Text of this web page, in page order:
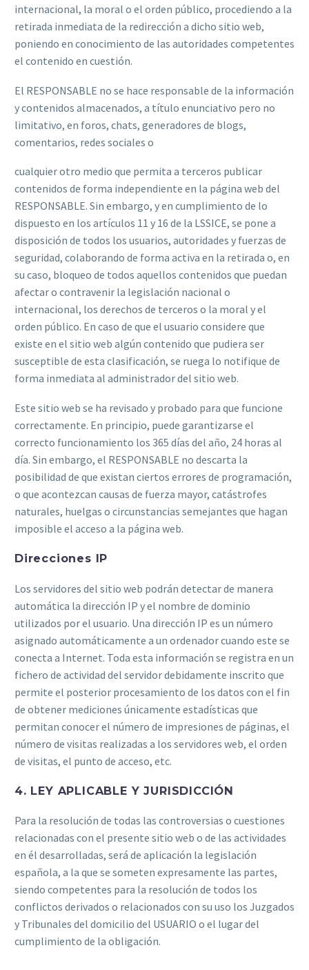
internacional, la moral o el orden público, procediendo a la
retirada inmediata de la redirección a dicho sitio web,
poniendo en conocimiento de las autoridades competentes
el contenido en cuestión.
El RESPONSABLE no se hace responsable de la información
y contenidos almacenados, a título enunciativo pero no
limitativo, en foros, chats, generadores de blogs,
comentarios, redes sociales o
cualquier otro medio que permita a terceros publicar
contenidos de forma independiente en la página web del
RESPONSABLE. Sin embargo, y en cumplimiento de lo
dispuesto en los artículos 11 y 16 de la LSSICE, se pone a
disposición de todos los usuarios, autoridades y fuerzas de
seguridad, colaborando de forma activa en la retirada o, en
su caso, bloqueo de todos aquellos contenidos que puedan
afectar o contravenir la legislación nacional o
internacional, los derechos de terceros o la moral y el
orden público. En caso de que el usuario considere que
existe en el sitio web algún contenido que pudiera ser
susceptible de esta clasificación, se ruega lo notifique de
forma inmediata al administrador del sitio web.
Este sitio web se ha revisado y probado para que funcione
correctamente. En principio, puede garantizarse el
correcto funcionamiento los 365 días del año, 24 horas al
día. Sin embargo, el RESPONSABLE no descarta la
posibilidad de que existan ciertos errores de programación,
o que acontezcan causas de fuerza mayor, catástrofes
naturales, huelgas o circunstancias semejantes que hagan
imposible el acceso a la página web.
Direcciones IP
Los servidores del sitio web podrán detectar de manera
automática la dirección IP y el nombre de dominio
utilizados por el usuario. Una dirección IP es un número
asignado automáticamente a un ordenador cuando este se
conecta a Internet. Toda esta información se registra en un
fichero de actividad del servidor debidamente inscrito que
permite el posterior procesamiento de los datos con el fin
de obtener mediciones únicamente estadísticas que
permitan conocer el número de impresiones de páginas, el
número de visitas realizadas a los servidores web, el orden
de visitas, el punto de acceso, etc.
4. LEY APLICABLE Y JURISDICCIÓN
Para la resolución de todas las controversias o cuestiones
relacionadas con el presente sitio web o de las actividades
en él desarrolladas, será de aplicación la legislación
española, a la que se someten expresamente las partes,
siendo competentes para la resolución de todos los
conflictos derivados o relacionados con su uso los Juzgados
y Tribunales del domicilio del USUARIO o el lugar del
cumplimiento de la obligación.